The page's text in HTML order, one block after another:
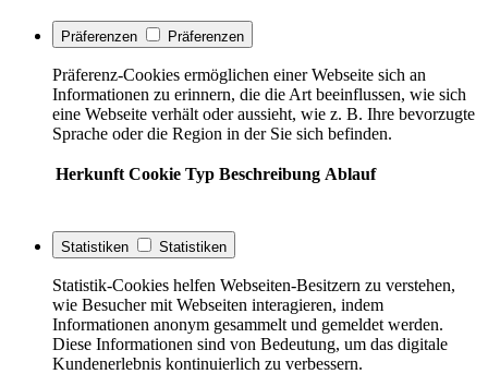
Präferenzen Präferenzen
Präferenz-Cookies ermöglichen einer Webseite sich an
Informationen zu erinnern, die die Art beeinflussen, wie sich
eine Webseite verhält oder aussieht, wie z. B. Ihre bevorzugte
Sprache oder die Region in der Sie sich befinden.
Herkunft Cookie Typ Beschreibung Ablauf
Statistiken Statistiken
Statistik-Cookies helfen Webseiten-Besitzern zu verstehen,
wie Besucher mit Webseiten interagieren, indem
Informationen anonym gesammelt und gemeldet werden.
Diese Informationen sind von Bedeutung, um das digitale
Kundenerlebnis kontinuierlich zu verbessern.